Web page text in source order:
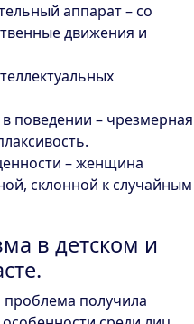
аппарат – со
движения и
поведении – чрезмерная
– женщина
склонной к случайным
в детском и
получила